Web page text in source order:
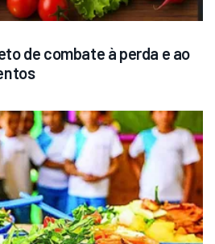
de combate à perda e ao